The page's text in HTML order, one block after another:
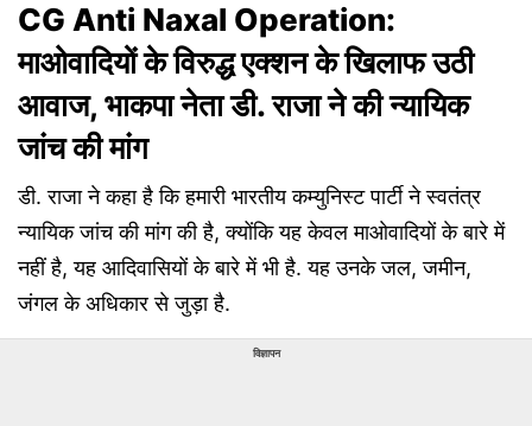
CG Anti Naxal Operation:
माओवादियों के विरुद्ध एक्शन के खिलाफ उठी
आवाज, भाकपा नेता डी. राजा ने की न्यायिक
जांच की मांग
डी. राजा ने कहा है कि हमारी भारतीय कम्युनिस्ट पार्टी ने स्वतंत्र
न्यायिक जांच की मांग की है, क्योंकि यह केवल माओवादियों के बारे में
नहीं है, यह आदिवासियों के बारे में भी है. यह उनके जल, जमीन,
जंगल के अधिकार से जुड़ा है.
विज्ञापन